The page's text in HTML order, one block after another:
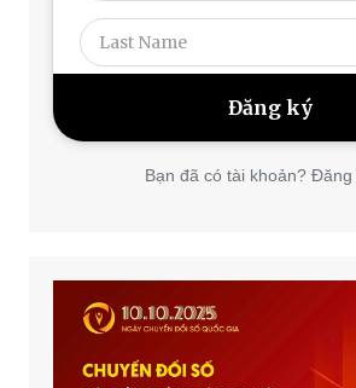
Bạn đã có tài khoản?